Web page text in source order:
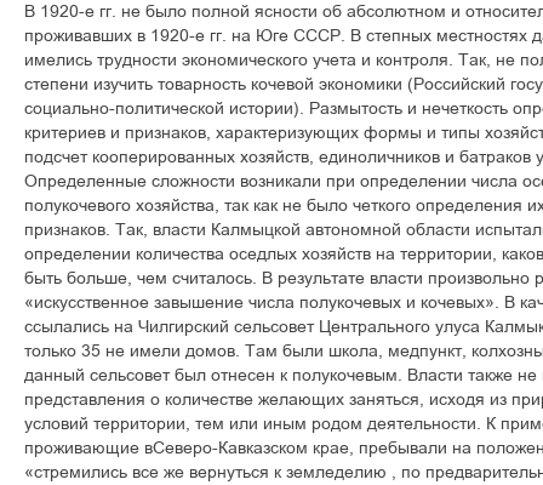
В 1920-е гг. не было полной ясности об абсолютном и
проживавших в 1920-е гг. на Юге СССР. В степных местностях
имелись трудности экономического учета и контроля. Так, не
степени изучить товарность кочевой экономики (Российский
социально-политической истории). Размытость и нечеткость
критериев и признаков, характеризующих формы и типы
подсчет кооперированных хозяйств, единоличников и батраков
Определенные сложности возникали при определении числа
полукочевого хозяйства, так как не было четкого определения
признаков. Так, власти Калмыцкой автономной области
определении количества оседлых хозяйств на территории,
быть больше, чем считалось. В результате власти
«искусственное завышение числа полукочевых и кочевых». В
ссылались на Чилгирский сельсовет Центрального улуса
только 35 не имели домов. Там были школа, медпункт,
данный сельсовет был отнесен к полукочевым. Власти также не
представления о количестве желающих заняться, исходя из
условий территории, тем или иным родом деятельности. К
проживающие вСеверо-Кавказском крае, пребывали на
«стремились все же вернуться к земледелию , по